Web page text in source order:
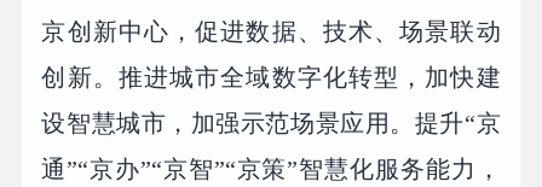
京创新中心，促进数据、技术、场景联动
创新。推进城市全域数字化转型，加快建
设智慧城市，加强示范场景应用。提升“京
通”“京办”“京智”“京策”智慧化服务能力，